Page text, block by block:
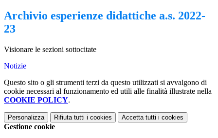
Archivio esperienze didattiche a.s. 2022-
23
Visionare le sezioni sottocitate
Notizie
Questo sito o gli strumenti terzi da questo utilizzati si avvalgono di
cookie necessari al funzionamento ed utili alle finalità illustrate nella
COOKIE POLICY.
Personalizza Rifiuta tutti i cookies Accetta tutti i cookies
Gestione cookie